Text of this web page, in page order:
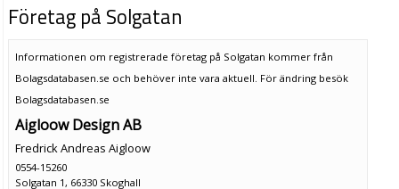
Företag på Solgatan
Informationen om registrerade företag på Solgatan kommer från
Bolagsdatabasen.se och behöver inte vara aktuell. För ändring besök
Bolagsdatabasen.se
Aigloow Design AB
Fredrick Andreas Aigloow
0554-15260
Solgatan 1, 66330 Skoghall